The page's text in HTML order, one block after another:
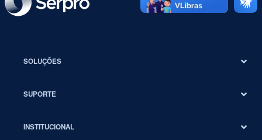
SOLUÇÕES
SUPORTE
INSTITUCIONAL